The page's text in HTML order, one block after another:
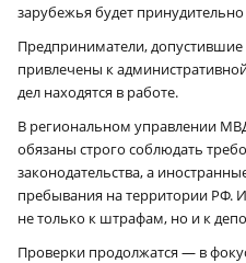
зарубежья будет
Предприниматели,
привлечены к
дел находятся в работе.
В региональном управлении
обязаны строго соблюдать
законодательства, а
пребывания на территории РФ.
не только к штрафам, но и к
Проверки продолжатся — в